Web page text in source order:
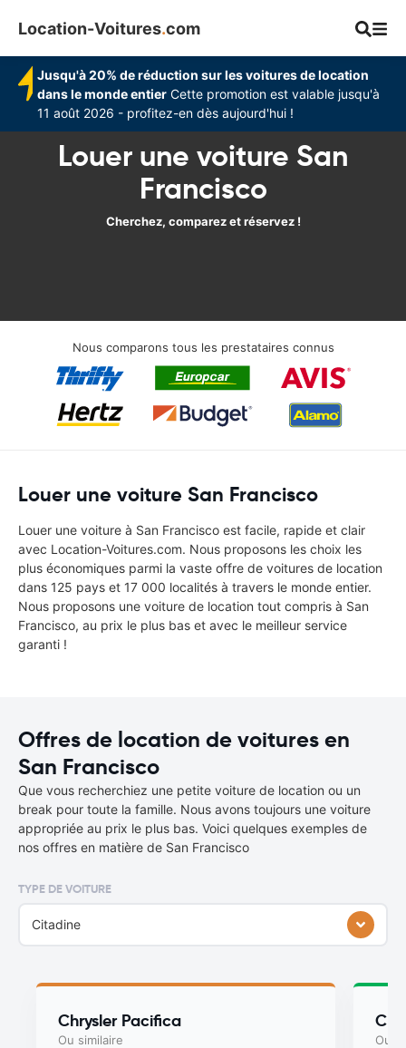
Location-Voitures.com
Jusqu'à 20% de réduction sur les voitures de location
dans le monde entier Cette promotion est valable jusqu'à
11 août 2026 - profitez-en dès aujourd'hui !
Louer une voiture San
Francisco
Cherchez, comparez et réservez !
Nous comparons tous les prestataires connus
Louer une voiture San Francisco
Louer une voiture à San Francisco est facile, rapide et clair
avec Location-Voitures.com. Nous proposons les choix les
plus économiques parmi la vaste offre de voitures de location
dans 125 pays et 17 000 localités à travers le monde entier.
Nous proposons une voiture de location tout compris à San
Francisco, au prix le plus bas et avec le meilleur service
garanti !
Offres de location de voitures en
San Francisco
Que vous recherchiez une petite voiture de location ou un
break pour toute la famille. Nous avons toujours une voiture
appropriée au prix le plus bas. Voici quelques exemples de
nos offres en matière de San Francisco
TYPE DE VOITURE
Citadine
Chrysler Pacifica
Ou similaire Ou